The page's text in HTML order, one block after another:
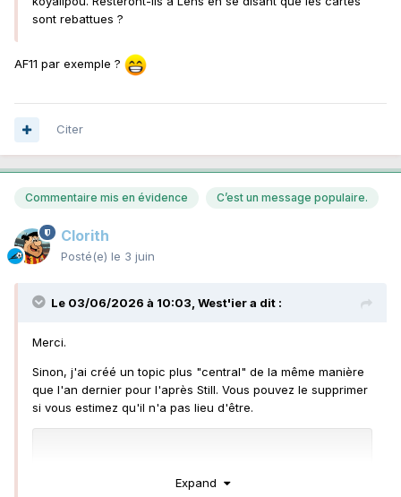
sont rebattues ?
AF11 par exemple ?
Citer
Commentaire mis en évidence C’est un message populaire.
Clorith
Posté(e) le 3 juin
Le 03/06/2026 à 10:03, West'iera dit :
Merci.
Sinon, j'ai créé un topic plus "central" de la même manière
que l'an dernier pour l'après Still. Vous pouvez le supprimer
si vous estimez qu'il n'a pas lieu d'être.
Expand